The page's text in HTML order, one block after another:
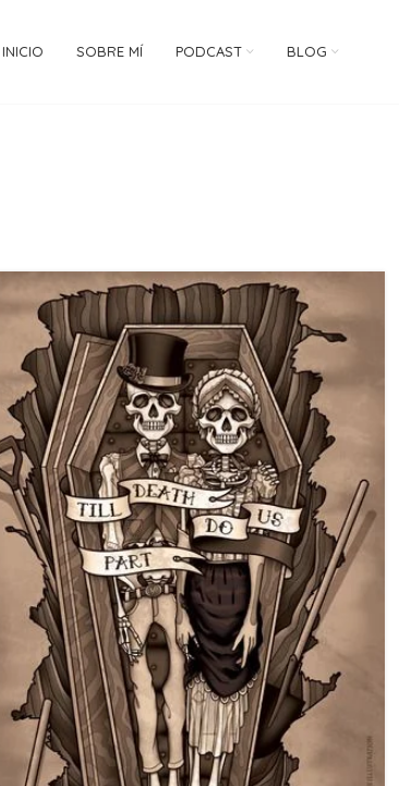
INICIO SOBRE MÍ PODCAST BLOG